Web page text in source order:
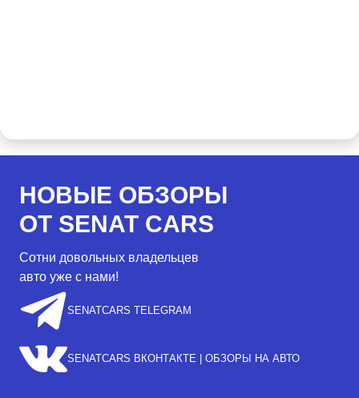
НОВЫЕ ОБЗОРЫ
ОТ SENAT CARS
Сотни довольных владельцев
авто уже с нами!
SENATCARS TELEGRAM
SENATCARS ВКОНТАКТЕ | ОБЗОРЫ НА АВТО